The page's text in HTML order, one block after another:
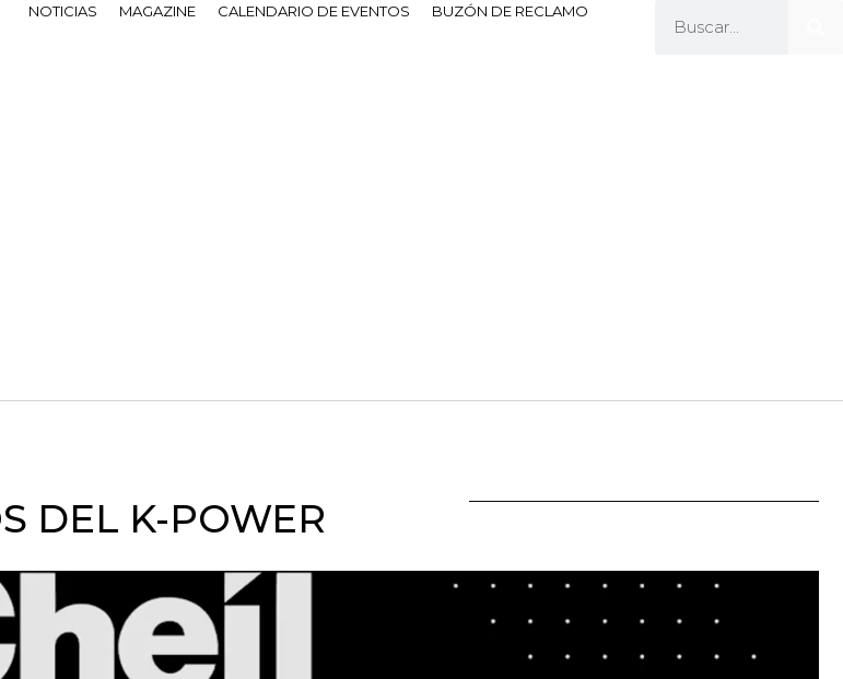
NOTICIAS MAGAZINE CALENDARIO DE EVENTOS
BUZÓN DE RECLAMO
DEL K-POWER